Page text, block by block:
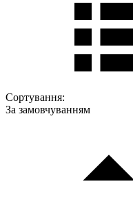
Сортування:
За замовчуванням